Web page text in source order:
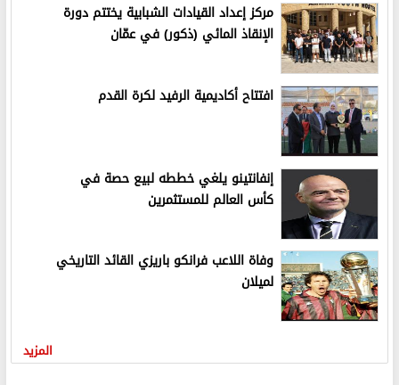
مركز إعداد القيادات الشبابية يختتم دورة
الإنقاذ المائي (ذكور) في عمّان
افتتاح أكاديمية الرفيد لكرة القدم
إنفانتينو يلغي خططه لبيع حصة في
كأس العالم للمستثمرين
وفاة اللاعب فرانكو باريزي القائد التاريخي
لميلان
المزيد